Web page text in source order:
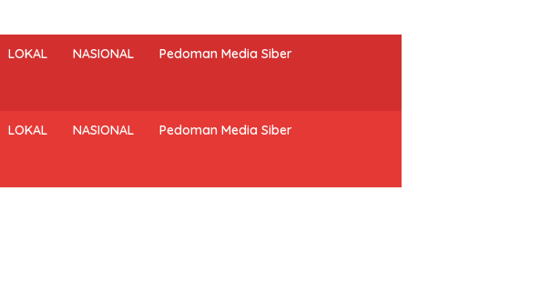
LOKAL NASIONAL Pedoman Media Siber
LOKAL NASIONAL Pedoman Media Siber